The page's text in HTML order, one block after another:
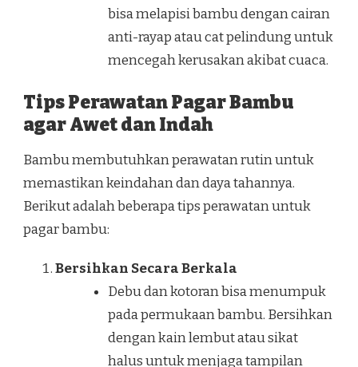
bisa melapisi bambu dengan cairan
anti-rayap atau cat pelindung untuk
mencegah kerusakan akibat cuaca.
Tips Perawatan Pagar Bambu
agar Awet dan Indah
Bambu membutuhkan perawatan rutin untuk
memastikan keindahan dan daya tahannya.
Berikut adalah beberapa tips perawatan untuk
pagar bambu:
Bersihkan Secara Berkala
Debu dan kotoran bisa menumpuk
pada permukaan bambu. Bersihkan
dengan kain lembut atau sikat
halus untuk menjaga tampilan